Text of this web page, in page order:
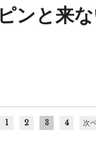
ンと来
1 2 3 4 次